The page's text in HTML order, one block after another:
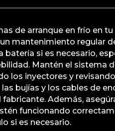
de arranque en frío en
mantenimiento regular
batería si es necesario,
Mantén el sistema
los inyectores y
bujías y los cables de
Además,
funcionando
si es necesario.